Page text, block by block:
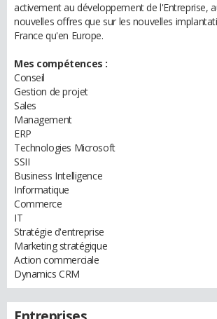
activement au développement de l'Entreprise,
nouvelles offres que sur les nouvelles
France qu'en Europe.
Mes compétences :
Conseil
Gestion de projet
Sales
Management
ERP
Technologies Microsoft
SSII
Business Intelligence
Informatique
Commerce
IT
Stratégie d'entreprise
Marketing stratégique
Action commerciale
Dynamics CRM